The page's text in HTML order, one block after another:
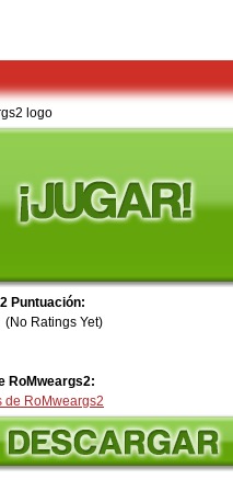
Puntuación:
(No Ratings Yet)
RoMweargs2: